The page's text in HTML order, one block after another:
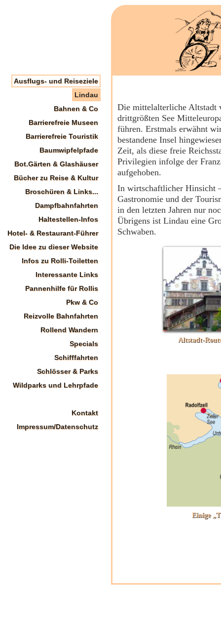
Ausflugs- und Reiseziele
Lindau
Bahnen & Co
Barrierefreie Museen
Barrierefreie Touristik
Baumwipfelpfade
Bot.Gärten & Glashäuser
Bücher zu Reise & Kultur
Broschüren & Links...
Dampfbahnfahrten
Haltestellen-Infos
Hotel- & Restaurant-Führer
Die Idee zu dieser Website
Infos zu Rolli-Toiletten
Interessante Links
Pannenhilfe für Rollis
Pkw & Co
Reizvolle Bahnfahrten
Rollend Wandern
Specials
Schifffahrten
Schlösser & Parks
Wildparks und Lehrpfade
Kontakt
Impressum/Datenschutz
Die mittelalterliche Altstadt
drittgrößten See
führen. Erstmals erwähnt
bestandene Insel
Zeit, als diese freie
Privilegien infolge der
aufgehoben.
In wirtschaftlicher Hinsicht
Gastronomie und der
in den letzten Jahren nur
Übrigens ist Lindau eine
Schwaben.
Altstadt-
Einige